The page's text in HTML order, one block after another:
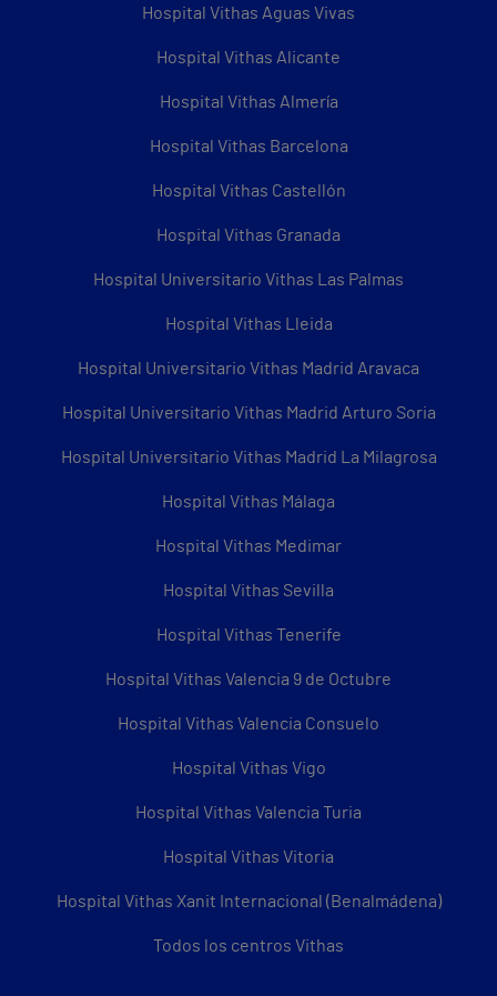
Hospital Vithas Aguas Vivas
Hospital Vithas Alicante
Hospital Vithas Almería
Hospital Vithas Barcelona
Hospital Vithas Castellón
Hospital Vithas Granada
Hospital Universitario Vithas Las Palmas
Hospital Vithas Lleida
Hospital Universitario Vithas Madrid Aravaca
Hospital Universitario Vithas Madrid Arturo Soria
Hospital Universitario Vithas Madrid La Milagrosa
Hospital Vithas Málaga
Hospital Vithas Medimar
Hospital Vithas Sevilla
Hospital Vithas Tenerife
Hospital Vithas Valencia 9 de Octubre
Hospital Vithas Valencia Consuelo
Hospital Vithas Vigo
Hospital Vithas Valencia Turia
Hospital Vithas Vitoria
Hospital Vithas Xanit Internacional (Benalmádena)
Todos los centros Vithas